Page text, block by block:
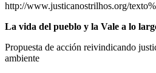
http://www.justicanostrilhos.org/
La vida del pueblo y la Vale a lo
Propuesta de acción reivindicando
ambiente